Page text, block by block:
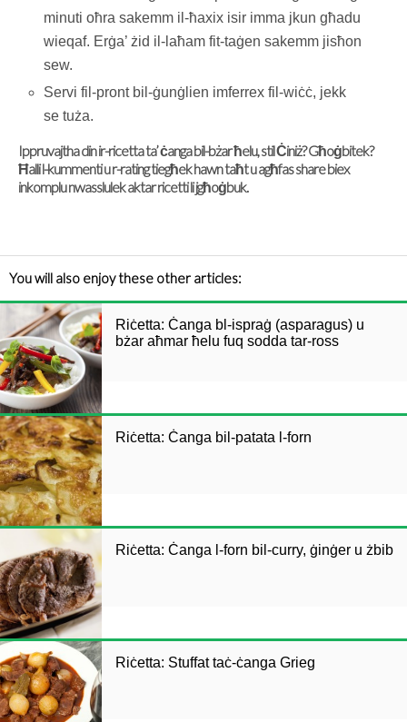
minuti oħra sakemm il-ħaxix isir imma jkun għadu
wieqaf. Erġa’ żid il-laħam fit-taġen sakemm jisħon
sew.
Servi fil-pront bil-ġunġlien imferrex fil-wiċċ, jekk
se tuża.
Ippruvajtha din ir-ricetta ta’ ċanga bil-bżar ħelu, stil Ċiniż? Għoġbitek?
Ħalli l-kummenti u r-rating tiegħek hawn taħt u agħfas share biex
inkomplu nwasslulek aktar ricetti li jgħoġbuk.
You will also enjoy these other articles:
Riċetta: Ċanga bl-ispraġ (asparagus) u
bżar aħmar ħelu fuq sodda tar-ross
Riċetta: Ċanga bil-patata l-forn
Riċetta: Ċanga l-forn bil-curry, ġinġer u żbib
Riċetta: Stuffat taċ-ċanga Grieg